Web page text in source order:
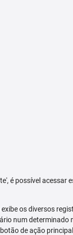
é possível
os diversos
num determinado
de ação